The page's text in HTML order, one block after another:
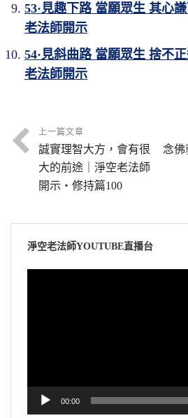
53·見趣下路 當願眾生 其心
老法師開示
54·見斜曲路 當願眾生 捨不
老法師開示
上一篇文章
誠實理智大方，會有很
大的前途｜淨空老法師
開示・修持篇100
念佛
淨空老法師YOUTUBE直播台
00:00